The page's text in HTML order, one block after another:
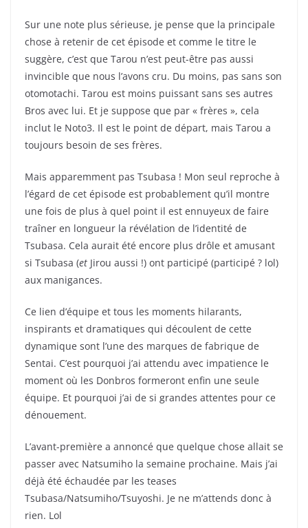
Sur une note plus sérieuse, je pense que la principale
chose à retenir de cet épisode et comme le titre le
suggère, c’est que Tarou n’est peut-être pas aussi
invincible que nous l’avons cru. Du moins, pas sans son
otomotachi. Tarou est moins puissant sans ses autres
Bros avec lui. Et je suppose que par « frères », cela
inclut le Noto3. Il est le point de départ, mais Tarou a
toujours besoin de ses frères.
Mais apparemment pas Tsubasa ! Mon seul reproche à
l’égard de cet épisode est probablement qu’il montre
une fois de plus à quel point il est ennuyeux de faire
traîner en longueur la révélation de l’identité de
Tsubasa. Cela aurait été encore plus drôle et amusant
si Tsubasa (et Jirou aussi !) ont participé (participé ? lol)
aux manigances.
Ce lien d’équipe et tous les moments hilarants,
inspirants et dramatiques qui découlent de cette
dynamique sont l’une des marques de fabrique de
Sentai. C’est pourquoi j’ai attendu avec impatience le
moment où les Donbros formeront enfin une seule
équipe. Et pourquoi j’ai de si grandes attentes pour ce
dénouement.
L’avant-première a annoncé que quelque chose allait se
passer avec Natsumiho la semaine prochaine. Mais j’ai
déjà été échaudée par les teases
Tsubasa/Natsumiho/Tsuyoshi. Je ne m’attends donc à
rien. Lol